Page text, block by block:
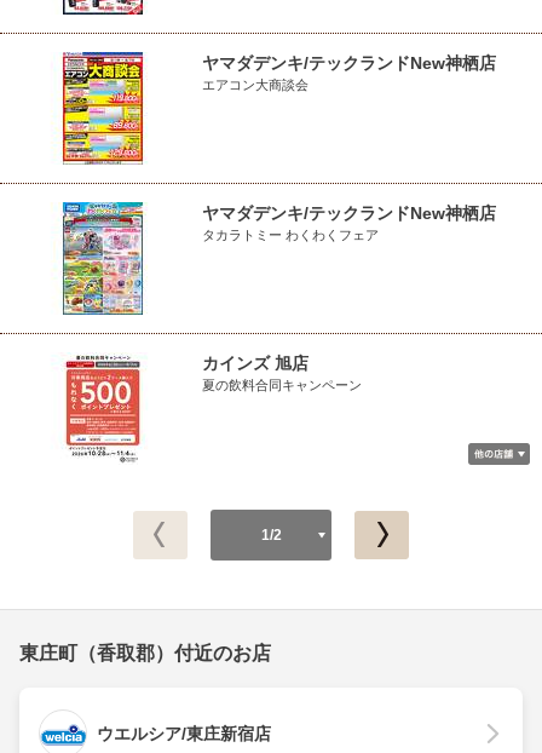
ヤマダデンキ/テックランドNew神栖店
エアコン大商談会
ヤマダデンキ/テックランドNew神栖店
タカラトミー わくわくフェア
カインズ 旭店
夏の飲料合同キャンペーン
1/2
東庄町（香取郡）付近のお店
ウエルシア/東庄新宿店